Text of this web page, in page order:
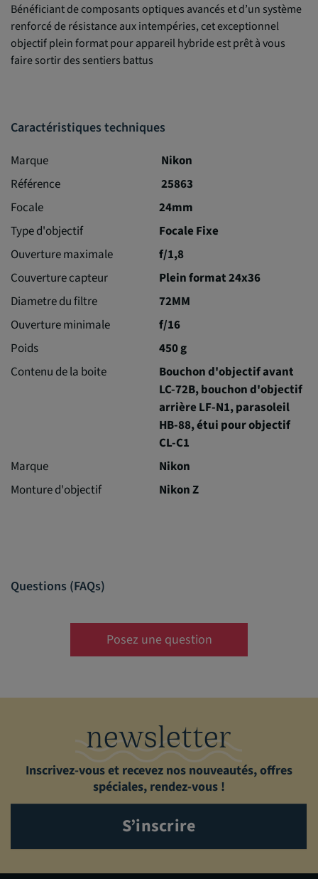
Bénéficiant de composants optiques avancés et d’un système
renforcé de résistance aux intempéries, cet exceptionnel
objectif plein format pour appareil hybride est prêt à vous
faire sortir des sentiers battus
Caractéristiques techniques
Marque
Nikon
Référence
25863
Focale
24mm
Type d'objectif
Focale Fixe
Ouverture maximale
f/1,8
Couverture capteur
Plein format 24x36
Diametre du filtre
72MM
Ouverture minimale
f/16
Poids
450 g
Contenu de la boite
Bouchon d'objectif avant
LC-72B, bouchon d'objectif
arrière LF-N1, parasoleil
HB-88, étui pour objectif
CL-C1
Marque
Nikon
Monture d'objectif
Nikon Z
Questions (FAQs)
Posez une question
newsletter
Inscrivez-vous et recevez nos nouveautés, offres
spéciales, rendez-vous !
S’inscrire